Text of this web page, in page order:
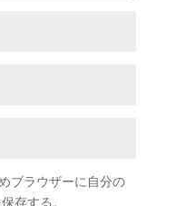
ブラウザーに自分の
存する。